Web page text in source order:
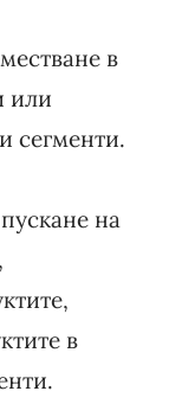
в
или
сегменти.
на
в